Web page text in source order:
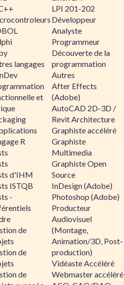
langages
et
R
d'IHM
ISTQB
-
de
de
de
LPI 201-202
Développeur
Analyste
Programmeur
Découverte de la
programmation
Autres
After Effects
(Adobe)
AutoCAD 2D-3D /
Revit Architecture
Graphiste accéléré
Graphiste
Multimedia
Graphiste Open
Source
InDesign (Adobe)
Photoshop (Adobe)
Producteur
Audiovisuel
(Montage,
Animation/3D, Post-
production)
Vidéaste Accéléré
Webmaster accéléré